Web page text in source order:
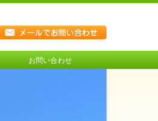
お問い合わせ